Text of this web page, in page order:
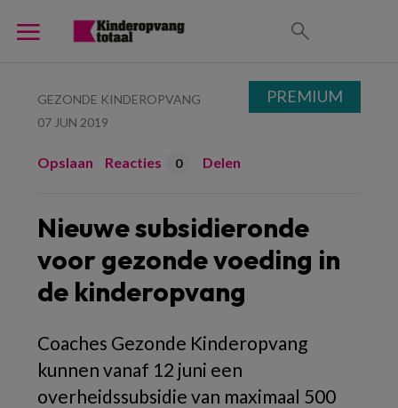
GEZONDE KINDEROPVANG
07 JUN 2019
Opslaan Reacties 0 Delen
Nieuwe subsidieronde
voor gezonde voeding in
de kinderopvang
Coaches Gezonde Kinderopvang
kunnen vanaf 12 juni een
overheidssubsidie van maximaal 500
PREMIUM